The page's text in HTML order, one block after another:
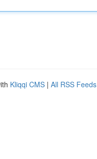
Kliqqi CMS | All RSS Feeds